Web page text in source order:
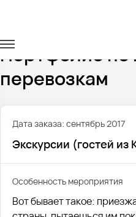
Портфолио по
перевозкам
Дата заказа: сентябрь 2017
Экскурсии (гостей из
Особенность мероприятия
Вот бывает такое: